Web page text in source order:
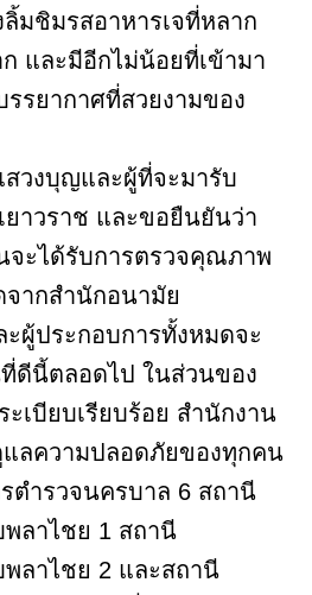
มชิมรสอาหารเจที่หลาก
และมีอีกไม่น้อยที่เข้ามา
รรยากาศที่สวยงามของ
งบุญและผู้ที่จะมารับ
ยาวราช และขอยืนยันว่า
จะได้รับการตรวจคุณภาพ
จากสำนักอนามัย
ผู้ประกอบการทั้งหมดจะ
ดีนี้ตลอดไป ในส่วนของ
ะเบียบเรียบร้อย สำนักงาน
ลความปลอดภัยของทุกคน
ตำรวจนครบาล 6 สถานี
ลาไชย 1 สถานี
ลาไชย 2 และสถานี